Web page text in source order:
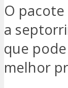
O
a
que
melhor